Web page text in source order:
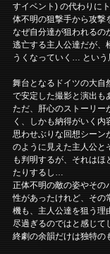
すイベント) の代わりに
体不明の狙撃手から攻撃
なぜ自分達が狙われるの
逃亡する主人公達だが、
うくなっていく… という
舞台となるドイツの大自
で安定した撮影と演出も
ただ、肝心のストーリー
く、しかも納得がいく内
思わせぶりな回想シーン
のように見えた主人公と
も判明するが、それはほ
たりするし…
正体不明の敵の姿やその
性があったけれど、その
機も、主人公達を狙う理
尽過ぎるのではと感じて
終劇の余韻だけは独特の